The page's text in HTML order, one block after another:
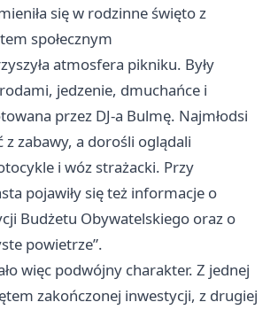
się w rodzinne święto z
społecznym
atmosfera pikniku. Były
jedzenie, dmuchańce i
przez DJ-a Bulmę. Najmłodsi
zabawy, a dorośli oglądali
i wóz strażacki. Przy
pojawiły się też informacje o
Budżetu Obywatelskiego oraz o
powietrze”.
więc podwójny charakter. Z jednej
zakończonej inwestycji, z drugiej